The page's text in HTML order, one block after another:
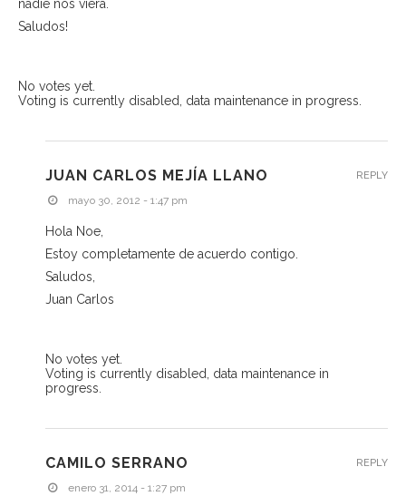
nadie nos viera.
Saludos!
No votes yet.
Voting is currently disabled, data maintenance in progress.
JUAN CARLOS MEJÍA LLANO
mayo 30, 2012 - 1:47 pm
Hola Noe,
Estoy completamente de acuerdo contigo.
Saludos,
Juan Carlos
No votes yet.
Voting is currently disabled, data maintenance in
progress.
REPLY
CAMILO SERRANO
enero 31, 2014 - 1:27 pm
REPLY